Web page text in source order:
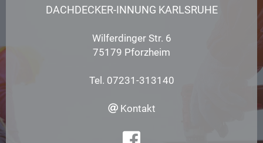
DACHDECKER-INNUNG KARLSRUHE
Wilferdinger Str. 6
75179 Pforzheim
Tel. 07231-313140
Kontakt